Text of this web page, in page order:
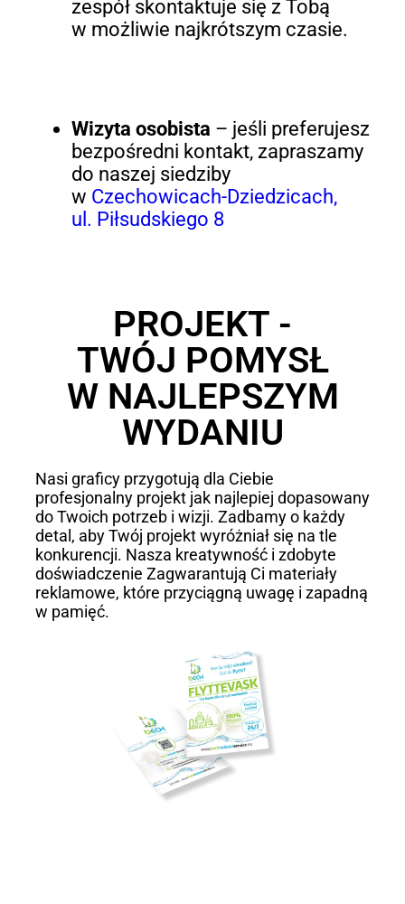
zespół skontaktuje się z Tobą
w możliwie najkrótszym czasie.
Wizyta osobista – jeśli preferujesz
bezpośredni kontakt, zapraszamy
do naszej siedziby
w Czechowicach-Dziedzicach,
ul. Piłsudskiego 8
PROJEKT -
TWÓJ POMYSŁ
W NAJLEPSZYM
WYDANIU
Nasi graficy przygotują dla Ciebie
profesjonalny projekt jak najlepiej dopasowany
do Twoich potrzeb i wizji. Zadbamy o każdy
detal, aby Twój projekt wyróżniał się na tle
konkurencji. Nasza kreatywność i zdobyte
doświadczenie Zagwarantują Ci materiały
reklamowe, które przyciągną uwagę i zapadną
w pamięć.